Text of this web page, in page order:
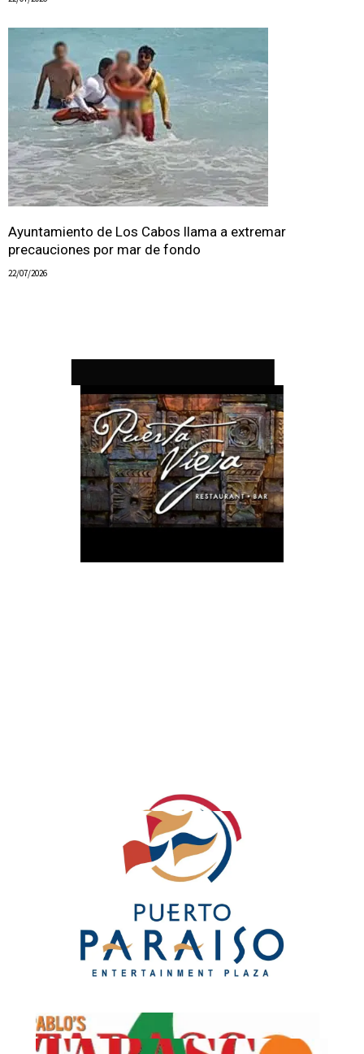
Ayuntamiento de Los Cabos llama a extremar
precauciones por mar de fondo
22/07/2026